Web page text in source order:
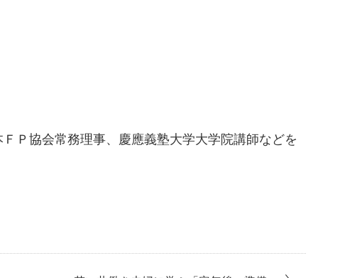
Ｐ協会常務理事、慶應義塾大学大学院講師などを